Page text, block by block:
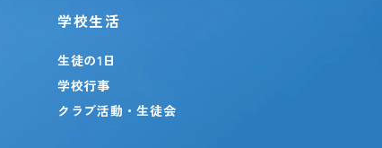
学校生活
生徒の1日
学校行事
クラブ活動・生徒会